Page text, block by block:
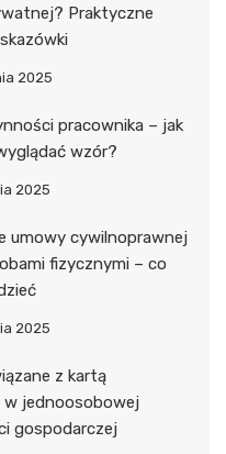
Praktyczne
2025
pracownika – jak
wzór?
2025
umowy cywilnoprawnej
fizycznymi – co
2025
z kartą
jednoosobowej
gospodarczej